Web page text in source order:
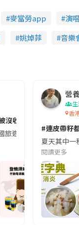
麥當勞app 演
姚焯菲 音樂
收😱出發前切記檢查
旅遊的民眾，近期
營
香
#連皮帶籽
夏天其中
閱讀更多